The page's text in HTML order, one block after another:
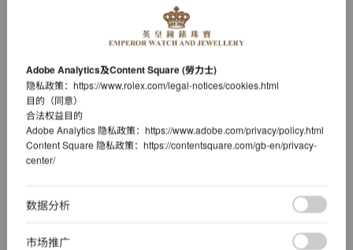
Adobe Analytics及Content Square (勞力士)
隐私政策： https://www.rolex.com/legal-notices/cookies.html
目的（同意）
合法权益目的
Adobe Analytics 隐私政策： https://www.adobe.com/privacy/policy.html
Content Square 隐私政策： https://contentsquare.com/gb-en/privacy-
center/
数据分析
市场推广